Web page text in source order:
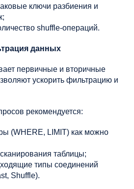
ключи разбиения и
shuffle-операций.
данных
первичные и вторичные
ускорить фильтрацию и
рекомендуется:
(WHERE, LIMIT) как можно
таблицы;
типы соединений
Shuffle).